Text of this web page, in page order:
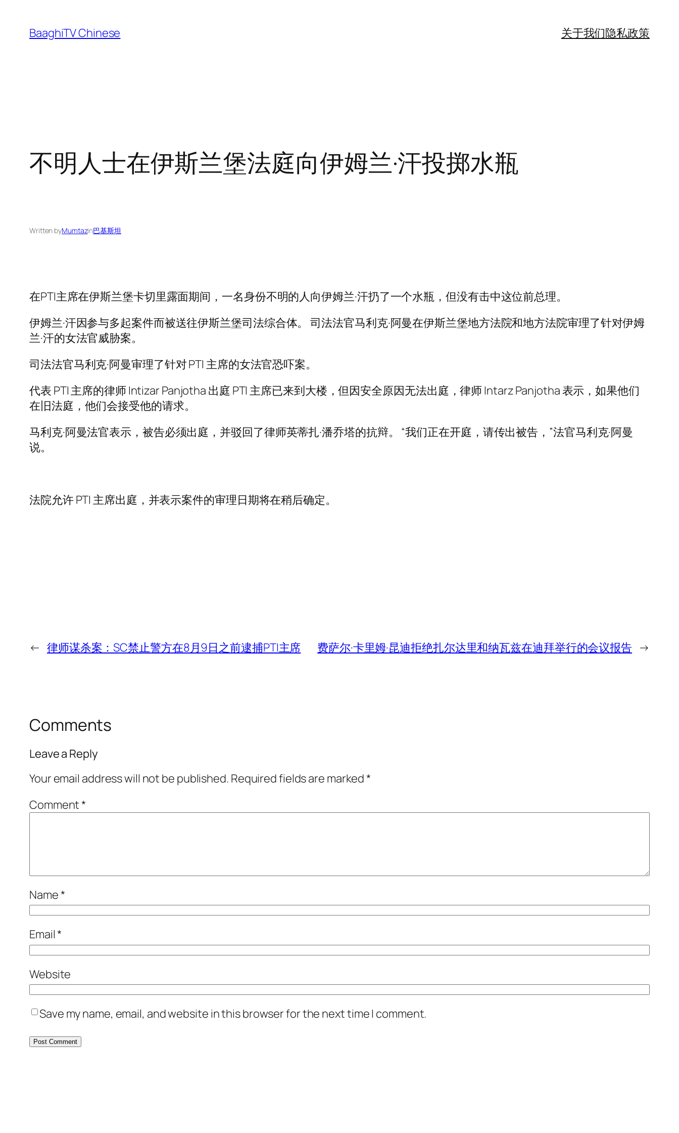
content
BaaghiTV Chinese 关于我们隐私政策
不明人士在伊斯兰堡法庭向伊姆兰·汗投掷水瓶
Written byMumtazin巴基斯坦
在PTI主席在伊斯兰堡卡切里露面期间，一名身份不明的人向伊姆兰·汗扔了一个水瓶，但没有击中这位前总理。
伊姆兰·汗因参与多起案件而被送往伊斯兰堡司法综合体。 司法法官马利克·阿曼在伊斯兰堡地方法院和地方法院审理了针对伊姆
兰·汗的女法官威胁案。
司法法官马利克·阿曼审理了针对 PTI 主席的女法官恐吓案。
代表 PTI 主席的律师 Intizar Panjotha 出庭 PTI 主席已来到大楼，但因安全原因无法出庭，律师 Intarz Panjotha 表示，如果他们
在旧法庭，他们会接受他的请求。
马利克·阿曼法官表示，被告必须出庭，并驳回了律师英蒂扎·潘乔塔的抗辩。 “我们正在开庭，请传出被告，”法官马利克·阿曼
说。
法院允许 PTI 主席出庭，并表示案件的审理日期将在稍后确定。
← 律师谋杀案：SC禁止警方在8月9日之前逮捕PTI主席 费萨尔·卡里姆·昆迪拒绝扎尔达里和纳瓦兹在迪拜举行的会议报告 →
Comments
Leave a Reply
Your email address will not be published. Required fields are marked*
Comment*
Name*
Email*
Website
Save my name, email, and website in this browser for the next time I comment.